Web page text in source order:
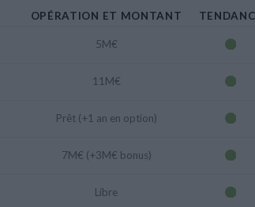
OPÉRATION ET MONTANT
5M€
11M€
Prêt (+1 an en option)
7M€ (+3M€ bonus)
Libre